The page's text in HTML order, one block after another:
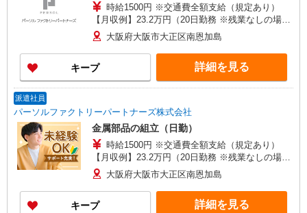
時給1500円 ※交通費全額支給（規定あり）
【月収例】23.2万円（20日勤務 ※残業なしの場
合） 大阪府大阪市大正区南恩加島
キープ 詳細を見る
派遣社員
パーソルファクトリーパートナーズ株式会社
金属部品の組立（日勤）
時給1500円 ※交通費全額支給（規定あり）
【月収例】23.2万円（20日勤務 ※残業なしの場
合） 大阪府大阪市大正区南恩加島
キープ 詳細を見る